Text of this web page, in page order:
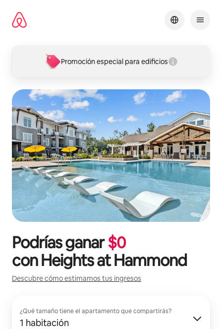
contenido
Promoción especial para edificios
Podrías ganar$0
conHeights at Hammond
Descubre cómo estimamos tus ingresos
¿Qué tamaño tiene el apartamento que compartirás?
1 habitación